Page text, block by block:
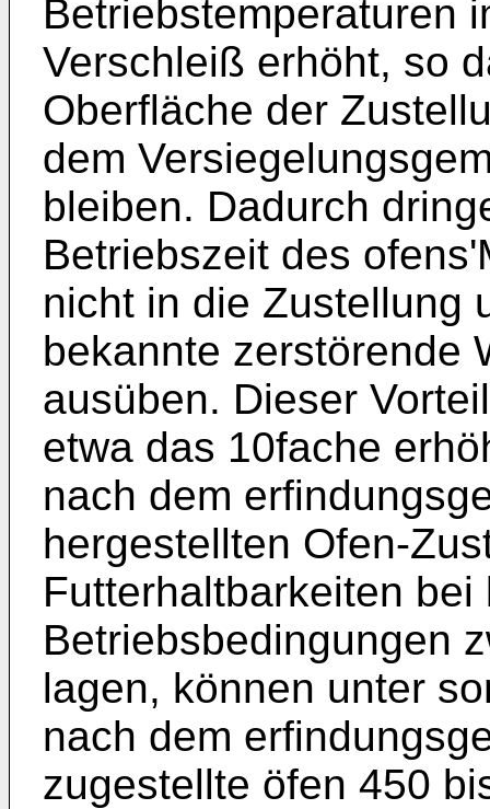
Betriebstemperaturen
Verschleiß erhöht, so
Oberfläche der
dem
bleiben. Dadurch
Betriebszeit des
nicht in die Zustellung
bekannte zerstörende
ausüben. Dieser
etwa das 10fache
nach dem
hergestellten Ofen-
Futterhaltbarkeiten bei
Betriebsbedingungen
lagen, können unter
nach dem
zugestellte öfen 450